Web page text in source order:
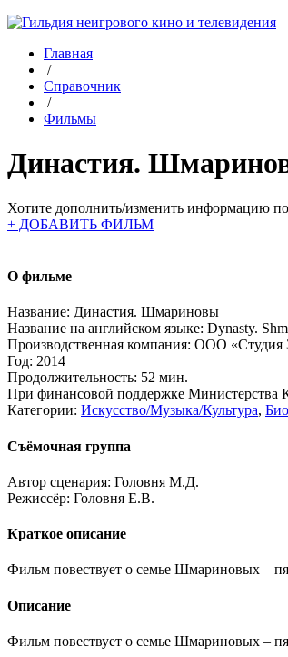
Главная
/
Справочник
/
Фильмы
Династия.
Хотите дополнить/изменить информацию
+ ДОБАВИТЬ ФИЛЬМ
О фильме
Название: Династия. Шмариновы
Название на английском языке: Dynasty.
Производственная компания: ООО «Студия
Год: 2014
Продолжительность: 52 мин.
При финансовой поддержке Министерства
Категории: Искусство/Музыка/Культура,
Съёмочная группа
Автор сценария: Головня М.Д.
Режиссёр: Головня Е.В.
Краткое описание
Фильм повествует о семье Шмариновых –
Описание
Фильм повествует о семье Шмариновых –